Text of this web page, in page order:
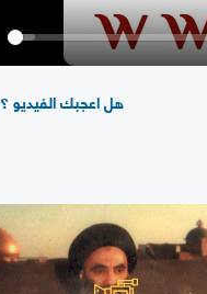
هل اعجبك الفيديو ؟